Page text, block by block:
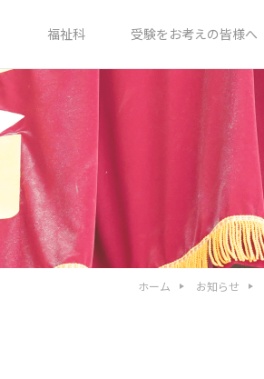
福祉科 受験をお考えの皆様へ
ホーム お知らせ